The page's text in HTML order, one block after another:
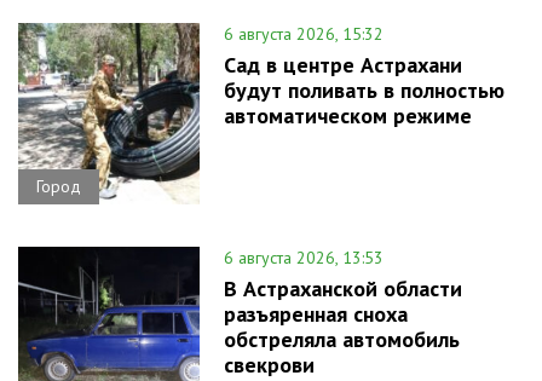
Город
6 августа 2026, 15:32
Сад в центре Астрахани
будут поливать в полностью
автоматическом режиме
6 августа 2026, 13:53
В Астраханской области
разъяренная сноха
обстреляла автомобиль
свекрови